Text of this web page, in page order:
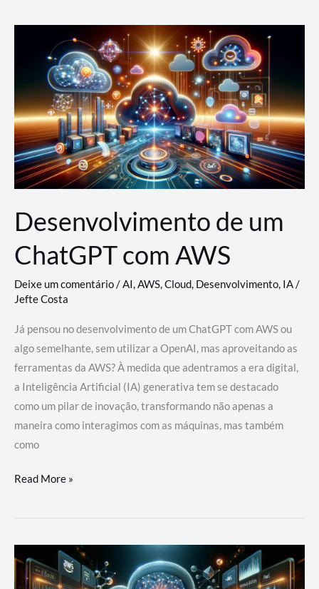
Nuvem:
Google
Cloud,
AWS
e
Azure
Desenvolvimento de um
ChatGPT com AWS
Deixe um comentário/AI,AWS,Cloud, Desenvolvimento, IA/
Jefte Costa
Já pensou no desenvolvimento de um ChatGPT com AWS ou
algo semelhante, sem utilizar a OpenAI, mas aproveitando as
ferramentas da AWS? À medida que adentramos a era digital,
a Inteligência Artificial (IA) generativa tem se destacado
como um pilar de inovação, transformando não apenas a
maneira como interagimos com as máquinas, mas também
como
Desenvolvimento
um
com
AWS
Read More »